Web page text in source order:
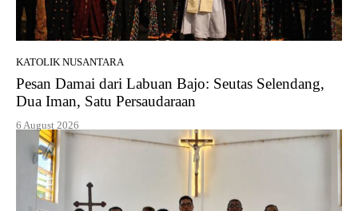
KATOLIK NUSANTARA
Pesan Damai dari Labuan Bajo: Seutas Selendang,
Dua Iman, Satu Persaudaraan
6 August 2026